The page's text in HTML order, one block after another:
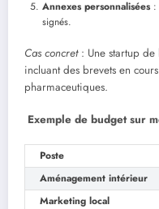
Annexes personnalisées:
signés.
Cas concret: Une startup de
incluant des brevets en
pharmaceutiques.
Exemple de budget sur
Poste
Aménagement intérieur
Marketing local